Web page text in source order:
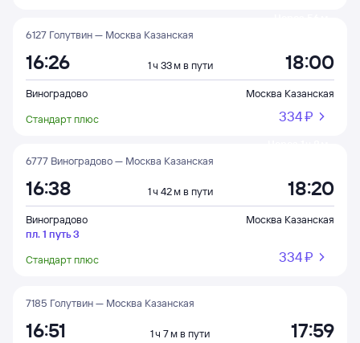
6127 Голутвин — Москва Казанская
16:26 1 ч 33 м в пути 18:00
Виноградово
Москва Казанская
Стандарт плюс
334 ⁠₽
6777 Виноградово — Москва Казанская
16:38 1 ч 42 м в пути 18:20
Виноградово
пл. 1 путь 3
Москва Казанская
Стандарт плюс 334 ⁠₽
7185 Голутвин — Москва Казанская
16:51 1 ч 7 м в пути 17:59